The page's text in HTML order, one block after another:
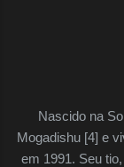
Nascido na
Mogadishu [4] e
em 1991. Seu